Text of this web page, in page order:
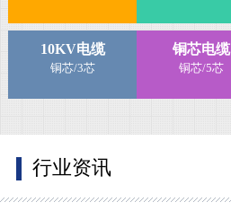
10KV电缆
铜芯/3芯
铜芯电缆
铜芯/5芯
行业资讯